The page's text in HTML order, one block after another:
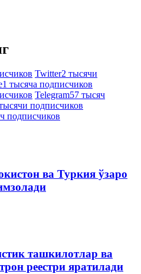
Twitter2 тысячи
1 тысяча подписчиков
Telegram57 тысяч
подписчиков
подписчиков
ва Туркия ўзаро
ташкилотлар ва
реестри яратилади